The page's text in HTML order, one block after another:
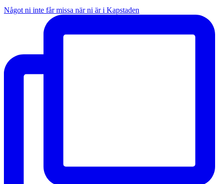
Något ni inte får missa när ni är i Kapstaden